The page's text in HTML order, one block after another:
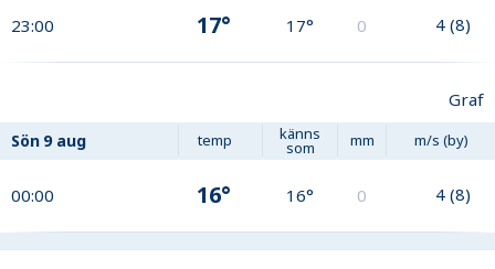
23:00 17° 17° 0 4 (8)
Graf
Sön 9 aug temp känns
som mm m/s (by)
00:00 16° 16° 0 4 (8)